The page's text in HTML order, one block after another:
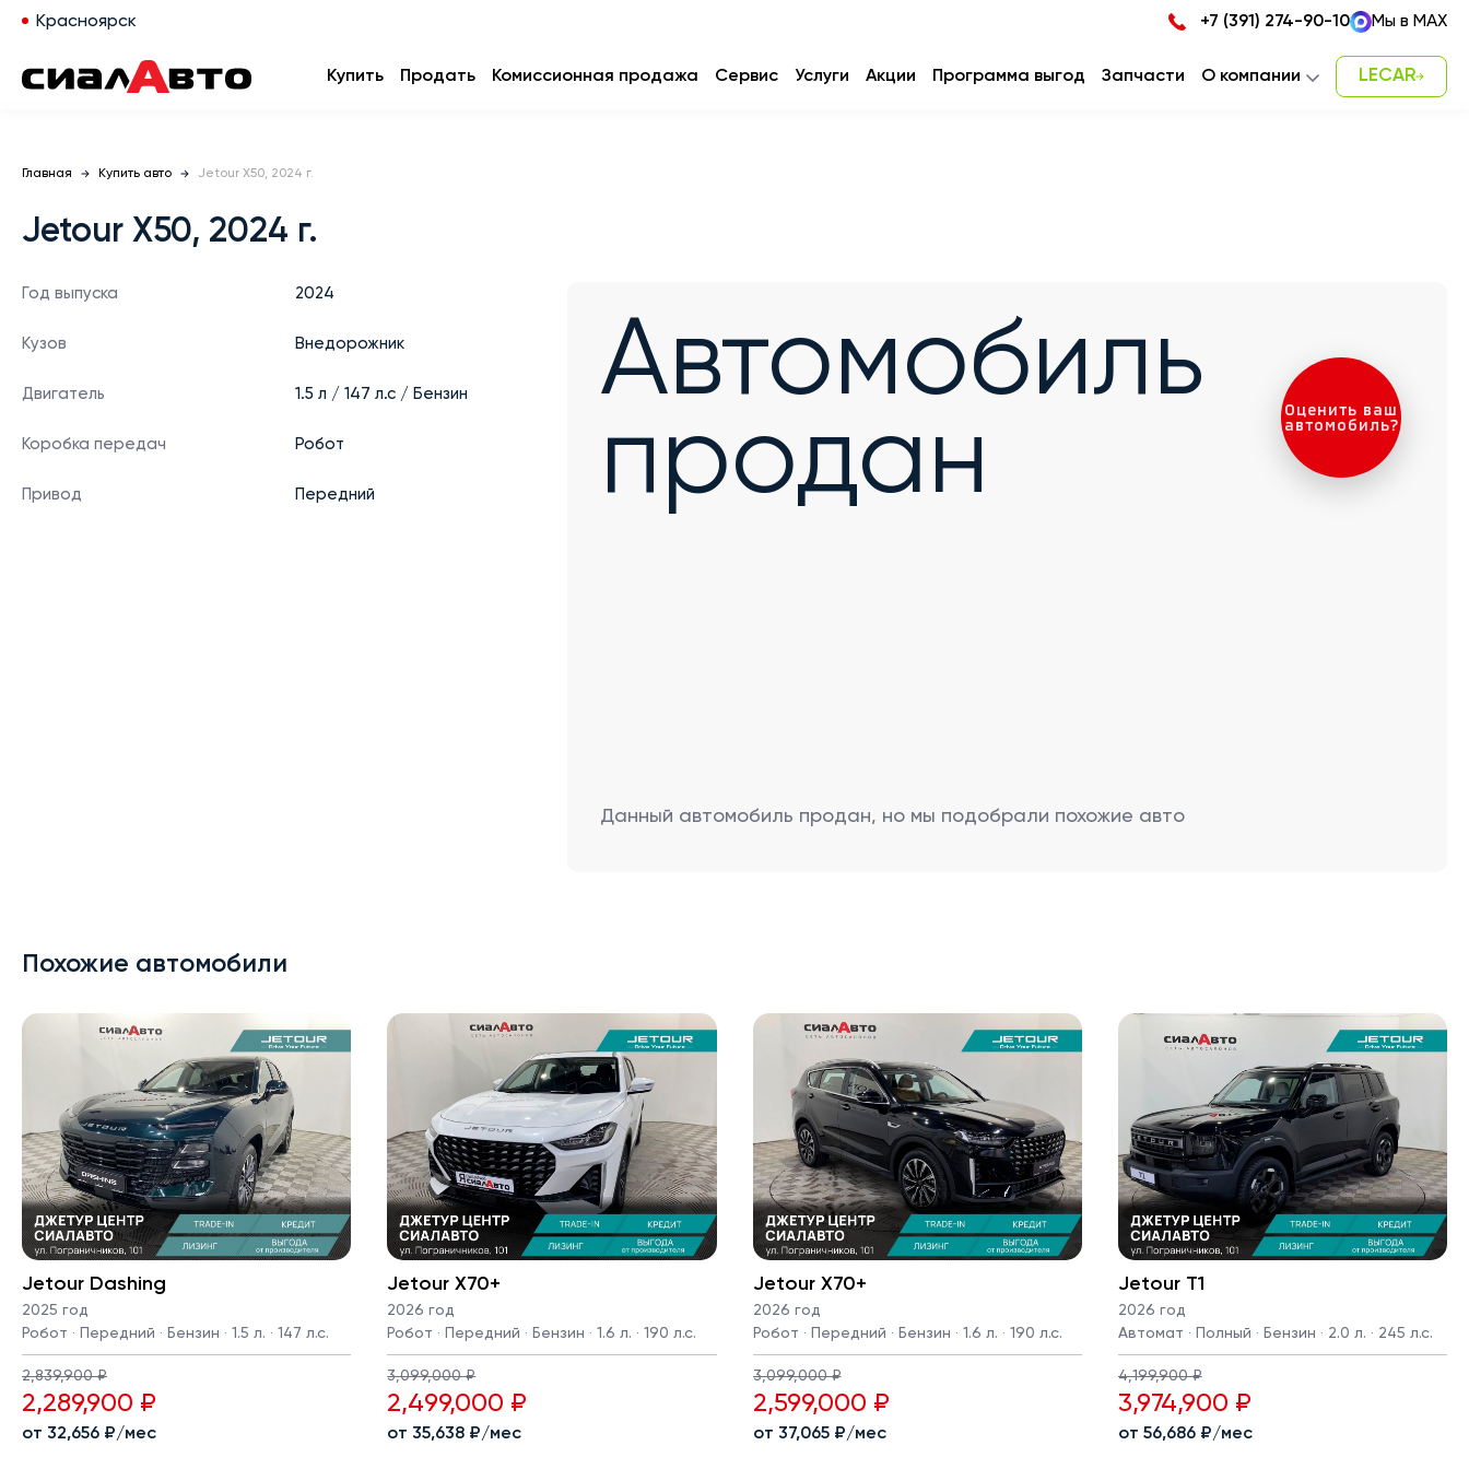
Красноярск +7 (391) 274-90-10 Мы в MAX
Купить Продать Комиссионная продажа Сервис Услуги Акции Программа выгод Запчасти О компании LECAR
Главная Купить авто Jetour X50, 2024 г.
Jetour X50, 2024 г.
Год выпуска 2024
Кузов Внедорожник
Двигатель 1.5 л / 147 л.с / Бензин
Коробка передач Робот
Привод Передний
Автомобиль
продан
Данный автомобиль продан, но мы подобрали похожие авто
Похожие автомобили
Jetour Dashing
2025 год
Робот · Передний · Бензин · 1.5 л. · 147 л.с.
2,839,900 ₽
2,289,900 ₽
от 32,656 ₽/мес
Jetour X70+
2026 год
Робот · Передний · Бензин · 1.6 л. · 190 л.с.
3,099,000 ₽
2,499,000 ₽
от 35,638 ₽/мес
Jetour X70+
2026 год
Робот · Передний · Бензин · 1.6 л. · 190 л.с.
3,099,000 ₽
2,599,000 ₽
от 37,065 ₽/мес
Jetour T1
2026 год
Автомат · Полный · Бензин · 2.0 л. · 245 л.с.
4,199,900 ₽
3,974,900 ₽
от 56,686 ₽/мес
Оценить ваш
автомобиль?